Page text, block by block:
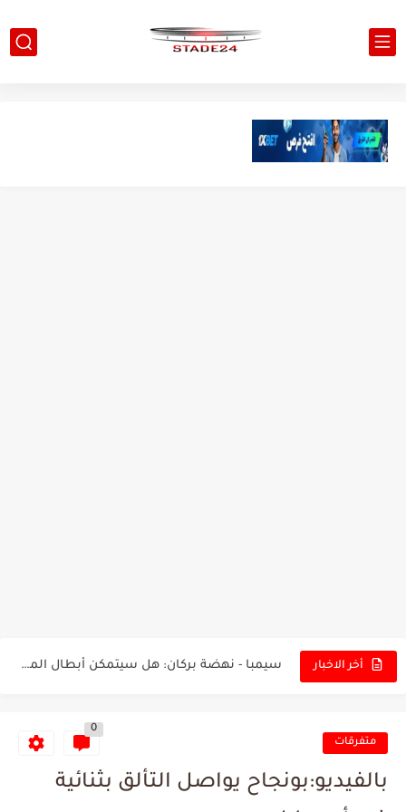
أخر الاخبار كريستال بالاس - مانشستر سيتي: هل نشهد المفاجأة في كأس...
عرض قطري يُغري ادارة النادي الإفريقي للتخلي عن موهبتها متفرقات
0
بالفيديو:بونجاح يواصل التألق بثنائية